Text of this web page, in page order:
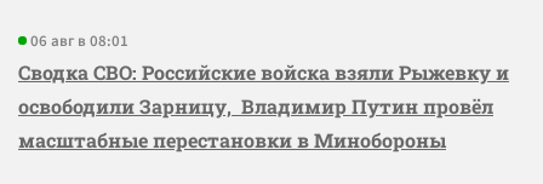
06 авг в 08:01
Сводка СВО: Российские войска взяли Рыжевку и
освободили Зарницу, Владимир Путин провёл
масштабные перестановки в Минобороны